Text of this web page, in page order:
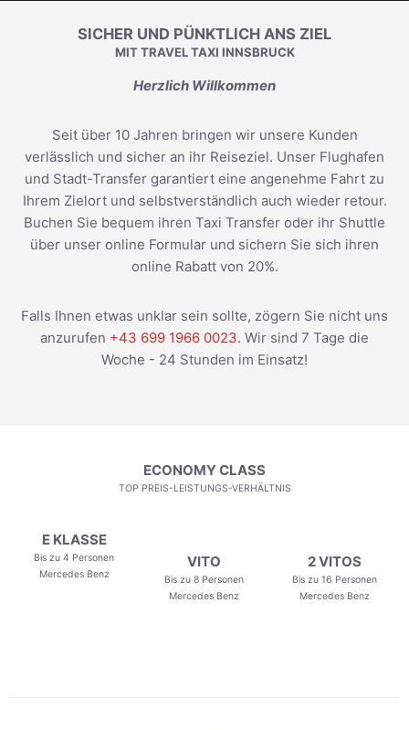
SICHER UND PÜNKTLICH ANS ZIEL
MIT TRAVEL TAXI INNSBRUCK
Herzlich Willkommen
Seit über 10 Jahren bringen wir unsere Kunden
verlässlich und sicher an ihr Reiseziel. Unser Flughafen
und Stadt-Transfer garantiert eine angenehme Fahrt zu
Ihrem Zielort und selbstverständlich auch wieder retour.
Buchen Sie bequem ihren Taxi Transfer oder ihr Shuttle
über unser online Formular und sichern Sie sich ihren
online Rabatt von 20%.
Falls Ihnen etwas unklar sein sollte, zögern Sie nicht uns
anzurufen +43 699 1966 0023. Wir sind 7 Tage die
Woche - 24 Stunden im Einsatz!
ECONOMY CLASS
TOP PREIS-LEISTUNGS-VERHÄLTNIS
E KLASSE
Bis zu 4 Personen
Mercedes Benz
VITO
Bis zu 8 Personen
Mercedes Benz
2 VITOS
Bis zu 16 Personen
Mercedes Benz